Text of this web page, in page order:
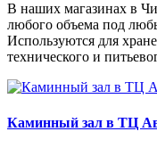
В наших магазинах в
любого объема под
Используются для
технического и
Каминный зал в ТЦ